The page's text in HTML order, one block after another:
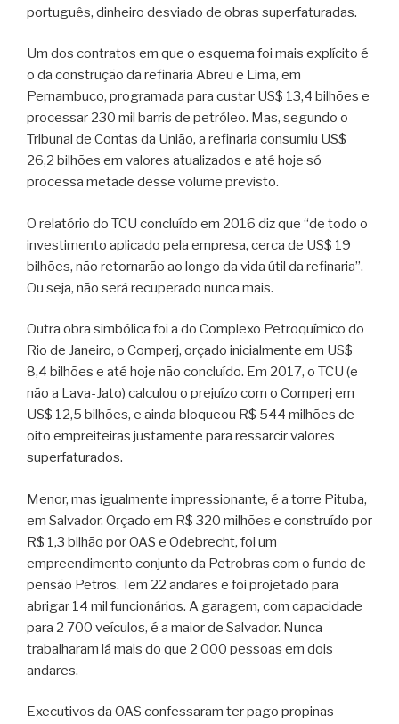
português, dinheiro desviado de obras superfaturadas.
Um dos contratos em que o esquema foi mais explícito é
o da construção da refinaria Abreu e Lima, em
Pernambuco, programada para custar US$ 13,4 bilhões e
processar 230 mil barris de petróleo. Mas, segundo o
Tribunal de Contas da União, a refinaria consumiu US$
26,2 bilhões em valores atualizados e até hoje só
processa metade desse volume previsto.
O relatório do TCU concluído em 2016 diz que “de todo o
investimento aplicado pela empresa, cerca de US$ 19
bilhões, não retornarão ao longo da vida útil da refinaria”.
Ou seja, não será recuperado nunca mais.
Outra obra simbólica foi a do Complexo Petroquímico do
Rio de Janeiro, o Comperj, orçado inicialmente em US$
8,4 bilhões e até hoje não concluído. Em 2017, o TCU (e
não a Lava-Jato) calculou o prejuízo com o Comperj em
US$ 12,5 bilhões, e ainda bloqueou R$ 544 milhões de
oito empreiteiras justamente para ressarcir valores
superfaturados.
Menor, mas igualmente impressionante, é a torre Pituba,
em Salvador. Orçado em R$ 320 milhões e construído por
R$ 1,3 bilhão por OAS e Odebrecht, foi um
empreendimento conjunto da Petrobras com o fundo de
pensão Petros. Tem 22 andares e foi projetado para
abrigar 14 mil funcionários. A garagem, com capacidade
para 2 700 veículos, é a maior de Salvador. Nunca
trabalharam lá mais do que 2 000 pessoas em dois
andares.
Executivos da OAS confessaram ter pago propinas